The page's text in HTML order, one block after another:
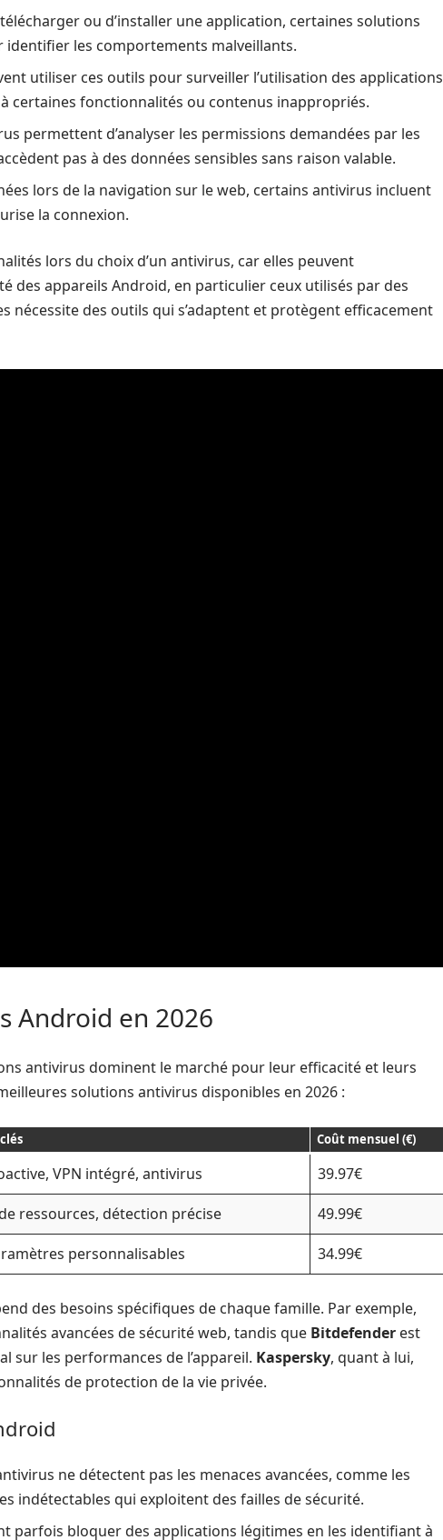
ou d’installer une application, certaines solutions
les comportements malveillants.
utiliser ces outils pour surveiller l’utilisation des applications
certaines fonctionnalités ou contenus inappropriés.
permettent d’analyser les permissions demandées par les
pas à des données sensibles sans raison valable.
lors de la navigation sur le web, certains antivirus incluent
la connexion.
lors du choix d’un antivirus, car elles peuvent
des appareils Android, en particulier ceux utilisés par des
nécessite des outils qui s’adaptent et protègent efficacement
Android en 2026
antivirus dominent le marché pour leur efficacité et leurs
solutions antivirus disponibles en 2026 :
Coût mensuel (€)
VPN intégré, antivirus
39.97€
ressources, détection précise
49.99€
personnalisables 34.99€
des besoins spécifiques de chaque famille. Par exemple,
avancées de sécurité web, tandis que Bitdefender est
sur les performances de l’appareil. Kaspersky, quant à lui,
de protection de la vie privée.
ne détectent pas les menaces avancées, comme les
indétectables qui exploitent des failles de sécurité.
parfois bloquer des applications légitimes en les identifiant à